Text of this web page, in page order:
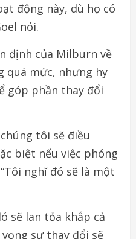
động này, dù họ có
nói.
định của Milburn về
quá mức, nhưng hy
góp phần thay đổi
tôi sẽ điều
biệt nếu việc phóng
nghĩ đó sẽ là một
sẽ lan tỏa khắp cả
sự thay đổi sẽ